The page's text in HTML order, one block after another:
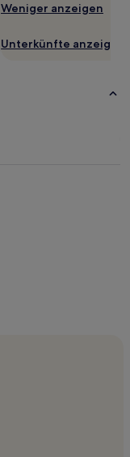
Weniger anzeigen
Unterkünfte anzeigen